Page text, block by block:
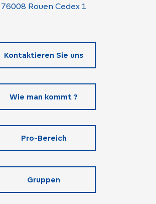
76008 Rouen Cedex 1
Kontaktieren Sie uns
Wie man kommt ?
Pro-Bereich
Gruppen